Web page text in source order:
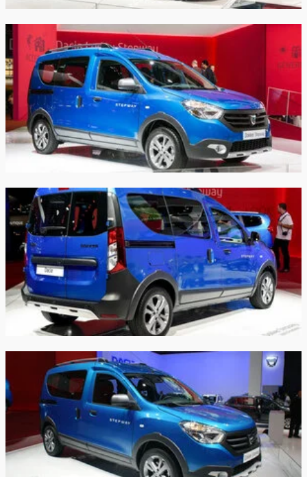
Расход в
загородном
цикле:
6.0/100км 4.0/100км
Расход в
смешанном
цикле:
7.0/100км 5.0/100км
Объем
топливного
50 л 50 л
Длина: 4390 мм 4390 мм
Ширина: 1767 мм 1767 мм
Высота: 1852 мм 1852 мм
Колёсная база: 2810 мм 2810 мм
Масса: 1365 кг
Объём
багажника:
800 л 800 л
Трансмиссия: Механическая Механическая